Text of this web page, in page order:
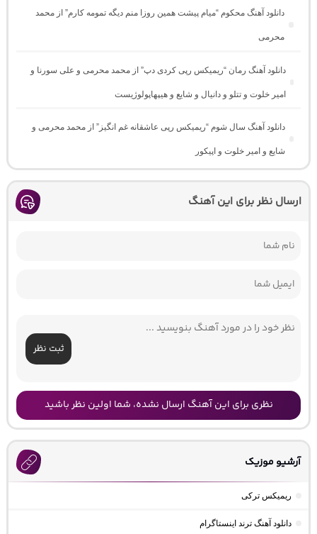
دانلود آهنگ محکوم “میام پیشت همین روزا منم دیگه تمومه کارم” از محمد
محرمی
دانلود آهنگ رمان “ریمیکس رپی کردی دپ” از محمد محرمی و علی سورنا و
امیر خلوت و تتلو و دانیال و شایع و هیپهاپولوژیست
دانلود آهنگ سال شوم “ریمیکس رپی عاشقانه غم انگیز” از محمد محرمی و
شایع و امیر خلوت و اپیکور
ارسال نظر برای این آهنگ
ثبت نظر
نظری برای این آهنگ ارسال نشده، شما اولین نظر باشید
آرشیو موزیک
ریمیکس ترکی
دانلود آهنگ ترند اینستاگرام